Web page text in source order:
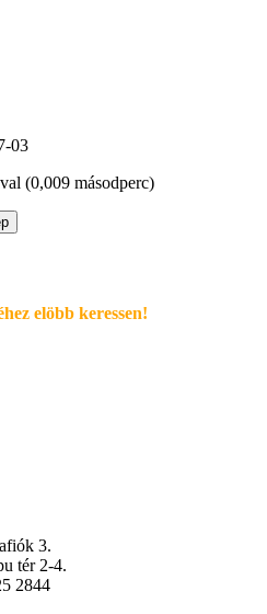
03
(0,009 másodperc)
elöbb keressen!
3.
tér 2-4.
2844